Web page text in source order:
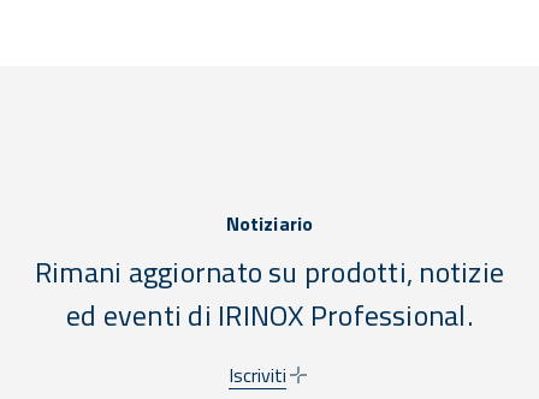
Notiziario
Rimani aggiornato su prodotti, notizie
ed eventi di IRINOX Professional.
Iscriviti